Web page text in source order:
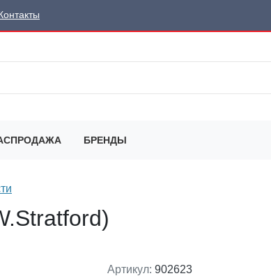
Контакты
БРЕНДЫ
Артикул: 902623